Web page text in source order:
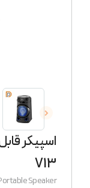
V13
Speaker